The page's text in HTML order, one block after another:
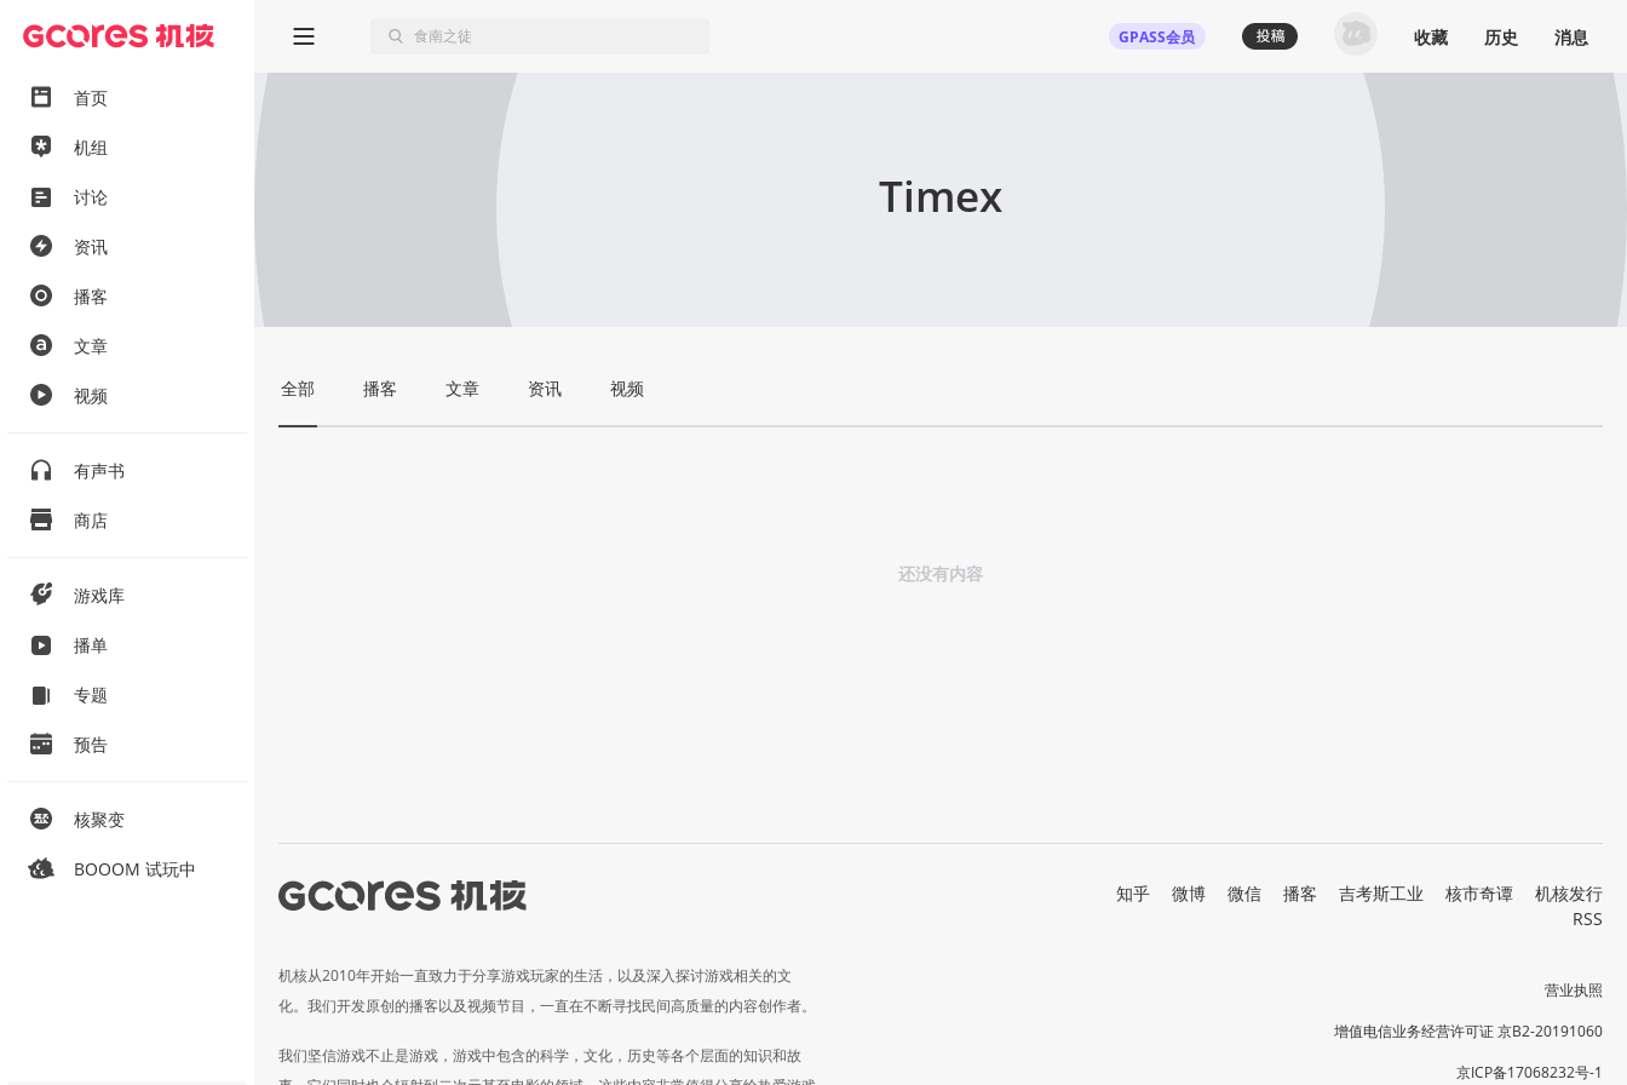
首页
机组
讨论
资讯
播客
文章
视频
有声书
商店
游戏库
播单
专题
预告
核聚变
BOOOM 试玩中
GPASS会员 收藏 历史 消息
Timex
全部 播客 文章 资讯 视频
还没有内容
机核从2010年开始一直致力于分享游戏玩家的生活，以及深入探讨游戏相关的文
化。我们开发原创的播客以及视频节目，一直在不断寻找民间高质量的内容创作者。
我们坚信游戏不止是游戏，游戏中包含的科学，文化，历史等各个层面的知识和故
知乎 微博 微信 播客 吉考斯工业 核市奇谭
机核发行
RSS
营业执照
增值电信业务经营许可证 京B2-20191060
京ICP备17068232号-1